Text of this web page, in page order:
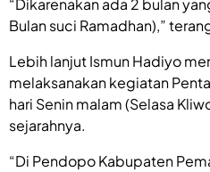
“Dikarenakan ada 2 bulan
Bulan suci Ramadhan),”
Lebih lanjut Ismun Hadiyo
melaksanakan kegiatan
hari Senin malam (Selasa
sejarahnya.
“Di Pendopo Kabupaten